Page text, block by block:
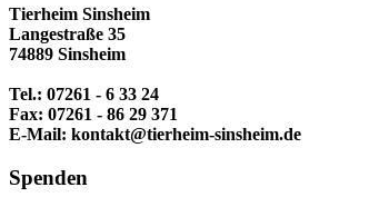
Tierheim Sinsheim
Langestraße 35
74889 Sinsheim
Tel.: 07261 - 6 33 24
Fax: 07261 - 86 29 371
E-Mail: kontakt@tierheim-sinsheim.de
Spenden